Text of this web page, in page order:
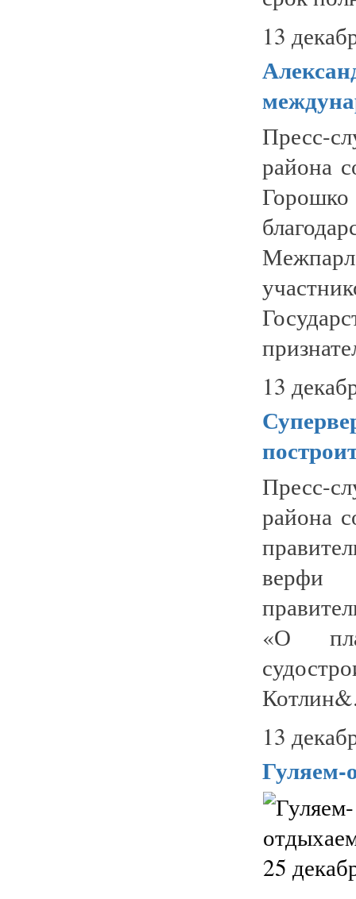
13
Пресс-
района
13
Пресс-
района
верфи
«О
13
Гуляем-